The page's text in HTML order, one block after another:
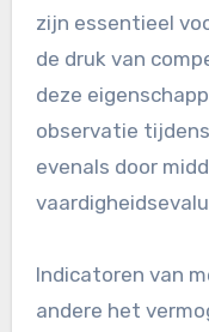
zijn essentieel
de druk van
deze
observatie
evenals door
Indicatoren van
andere het